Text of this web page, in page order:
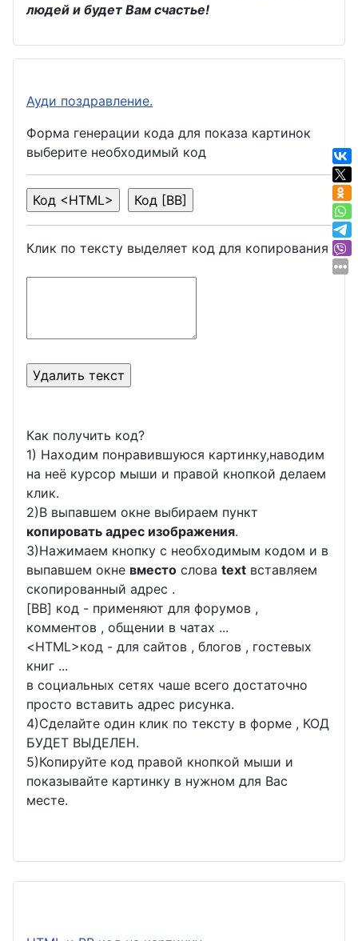
людей и будет Вам счастье!
Ауди поздравление.
Форма генерации кода для показа картинок
выберите необходимый код
Клик по тексту выделяет код для копирования
Как получить код?
1) Находим понравившуюся картинку,наводим
на неё курсор мыши и правой кнопкой делаем
клик.
2)В выпавшем окне выбираем пункт
копировать адрес изображения.
3)Нажимаем кнопку с необходимым кодом и в
выпавшем окне вместо слова text вставляем
скопированный адрес .
[BB] код - применяют для форумов ,
комментов , общении в чатах ...
<HTML>код - для сайтов , блогов , гостевых
книг ...
в социальных сетях чаше всего достаточно
просто вставить адрес рисунка.
4)Сделайте один клик по тексту в форме , КОД
БУДЕТ ВЫДЕЛЕН.
5)Копируйте код правой кнопкой мыши и
показывайте картинку в нужном для Вас
месте.